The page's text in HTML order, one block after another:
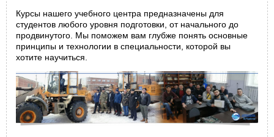
Курсы нашего учебного центра предназначены для
студентов любого уровня подготовки, от начального до
продвинутого. Мы поможем вам глубже понять основные
принципы и технологии в специальности, которой вы
хотите научиться.